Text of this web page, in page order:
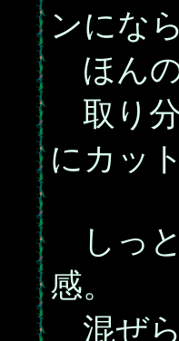
ンにな
ほん
取り
にカッ
しっ
感。
混ぜ